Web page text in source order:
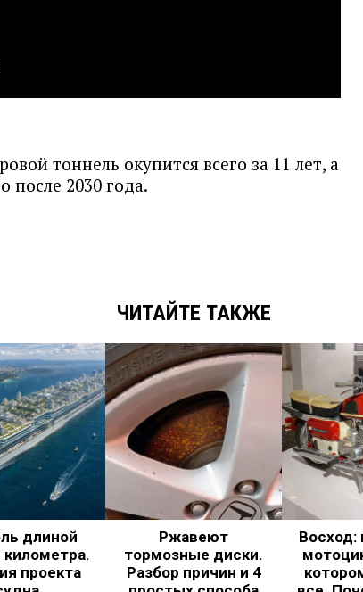
тоннель окупится всего за 11 лет, а
после 2030 года.
ЧИТАЙТЕ ТАКЖЕ
длиной
проекта
Ржавеют
тормозные диски.
Разбор причин и 4
Восход: